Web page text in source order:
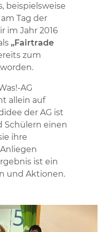
beispielsweise
Tag der
im Jahr 2016
„Fairtrade
zum
AG
allein auf
der AG ist
Schülern einen
ihre
ist ein
und Aktionen.